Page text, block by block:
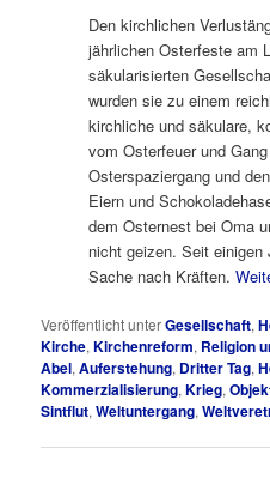
Den kirchlichen
jährlichen Osterfeste am
säkularisierten
wurden sie zu einem
kirchliche und säkulare,
vom Osterfeuer und
Osterspaziergang und
Eiern und
dem Osternest bei Oma
nicht geizen. Seit
Sache nach Kräften.
Veröffentlicht unterGesellschaft,
Kirche,Kirchenreform, Religion
Abel,Auferstehung, Dritter Tag,
Kommerzialisierung,Krieg,
Sintflut,Weltuntergang,